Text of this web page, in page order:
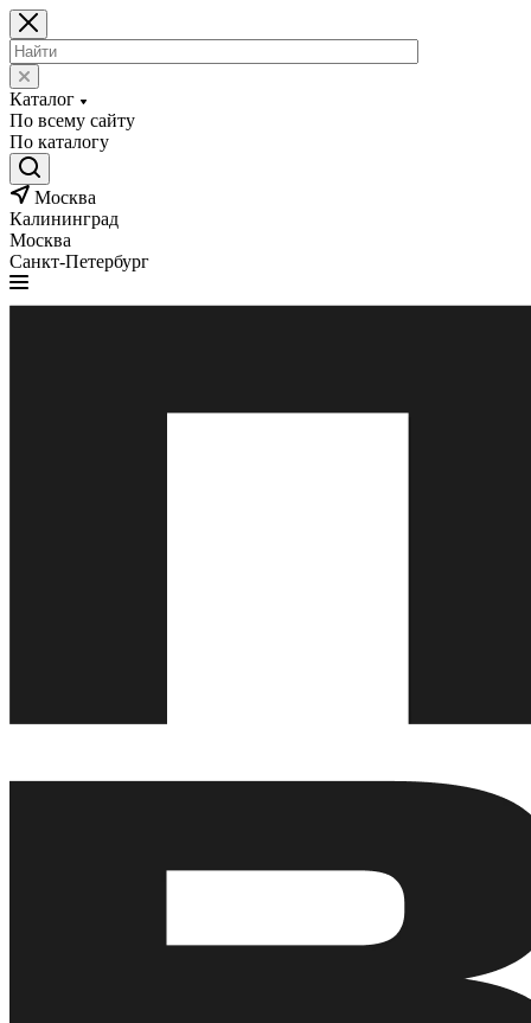
Каталог
По всему сайту
По каталогу
Москва
Калининград
Москва
Санкт-Петербург